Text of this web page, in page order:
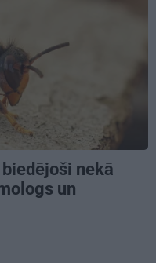
nekā
un